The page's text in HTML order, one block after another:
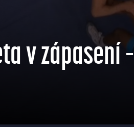
v zápasení –